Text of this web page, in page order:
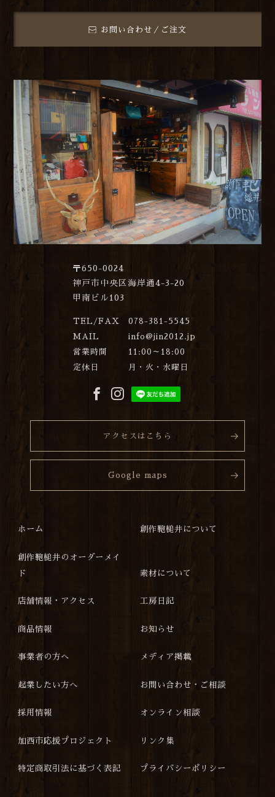
お問い合わせ／ご注文
〒650-0024
神戸市中央区海岸通4-3-20
甲南ビル103
TEL/FAX
078-381-5545
MAIL
info@jin2012.jp
営業時間
11:00～18:00
定休日
月・火・水曜日
アクセスはこちら
Google maps
ホーム 創作鞄槌井について
創作鞄槌井のオーダーメイ
ド
素材について
店舗情報・アクセス 工房日記
商品情報 お知らせ
事業者の方へ メディア掲載
起業したい方へ お問い合わせ・ご相談
採用情報 オンライン相談
加西市応援プロジェクト リンク集
特定商取引法に基づく表記 プライバシーポリシー